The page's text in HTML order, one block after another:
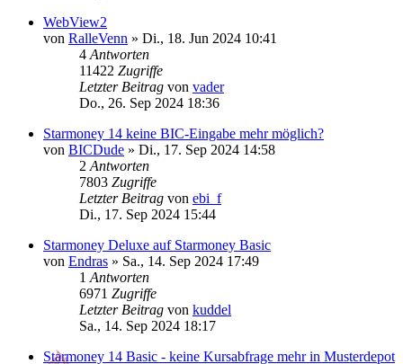
WebView2
von RalleVenn » Di., 18. Jun 2024 10:41
4 Antworten
11422 Zugriffe
Letzter Beitrag von vader
Do., 26. Sep 2024 18:36
Starmoney 14 keine BIC-Eingabe mehr möglich?
von BICDude » Di., 17. Sep 2024 14:58
2 Antworten
7803 Zugriffe
Letzter Beitrag von ebi_f
Di., 17. Sep 2024 15:44
Starmoney Deluxe auf Starmoney Basic
von Endras » Sa., 14. Sep 2024 17:49
1 Antworten
6971 Zugriffe
Letzter Beitrag von kuddel
Sa., 14. Sep 2024 18:17
Starmoney 14 Basic - keine Kursabfrage mehr in Musterdepot